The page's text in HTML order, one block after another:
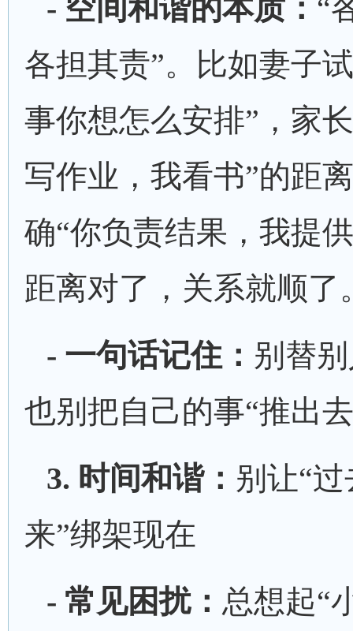
- 空间和谐的本质： “
各担其责”。比如妻子
事你想怎么安排”，家
写作业，我看书”的距
确“你负责结果，我提
距离对了，关系就顺了
- 一句话记住： 别替
也别把自己的事“推出
3. 时间和谐： 别让“
来”绑架现在
- 常见困扰： 总想起“